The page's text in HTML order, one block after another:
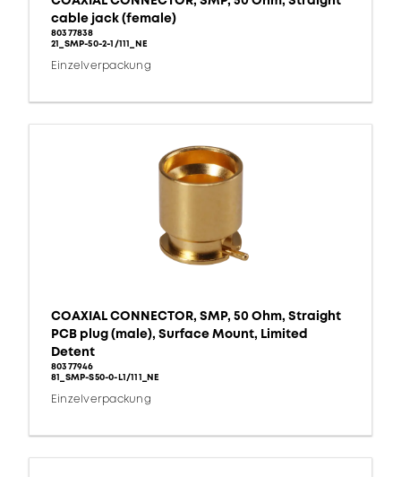
cable jack (female)
80377838
21_SMP-50-2-1/111_NE
Einzelverpackung
COAXIAL CONNECTOR, SMP, 50 Ohm, Straight
PCB plug (male), Surface Mount, Limited
Detent
80377946
81_SMP-S50-0-L1/111_NE
Einzelverpackung